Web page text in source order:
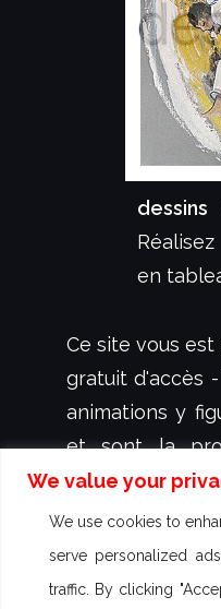
We value your
We use cookies to
serve personalized
traffic. By clicking
en
Ce site vous
gratuit d'accès
animations y
et sont la
dessign.fr-
Sébastien
d'utilisation
poursuites